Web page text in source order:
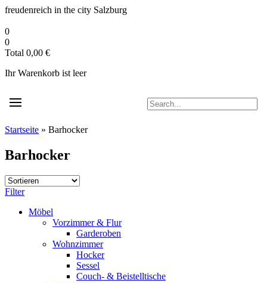
Zum
springen
freudenreich in the city Salzburg
0
0
Total 0,00 €
Ihr Warenkorb ist leer
Startseite » Barhocker
Barhocker
Filter
Möbel
Vorzimmer & Flur
Garderoben
Wohnzimmer
Hocker
Sessel
Couch- & Beistelltische